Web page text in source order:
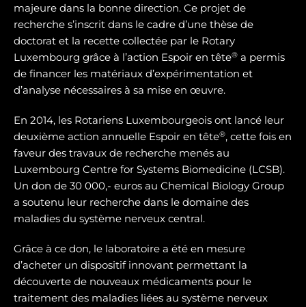
majeure dans la bonne direction. Ce projet de
recherche s’inscrit dans le cadre d’une thèse de
doctorat et la recette collectée par le Rotary
Luxembourg grâce à l’action Espoir en tête® a permis
de financer les matériaux d’expérimentation et
d’analyse nécessaires à sa mise en œuvre.
En 2014, les Rotariens Luxembourgeois ont lancé leur
deuxième action annuelle Espoir en tête®, cette fois en
faveur des travaux de recherche menés au
Luxembourg Centre for Systems Biomedicine (LCSB).
Un don de 30 000,- euros au Chemical Biology Group
a soutenu leur recherche dans le domaine des
maladies du système nerveux central.
Grâce à ce don, le laboratoire a été en mesure
d’acheter un dispositif innovant permettant la
découverte de nouveaux médicaments pour le
traitement des maladies liées au système nerveux